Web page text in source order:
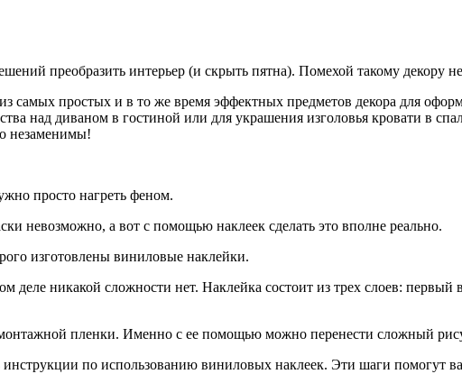
преобразить интерьер (и скрыть пятна). Помехой такому декору
самых простых и в то же время эффектных предметов декора для
над диваном в гостиной или для украшения изголовья кровати в
незаменимы!
просто нагреть феном.
невозможно, а вот с помощью наклеек сделать это вполне реально.
изготовлены виниловые наклейки.
деле никакой сложности нет. Наклейка состоит из трех слоев:
пленки. Именно с ее помощью можно перенести сложный
инструкции по использованию виниловых наклеек. Эти шаги помогут